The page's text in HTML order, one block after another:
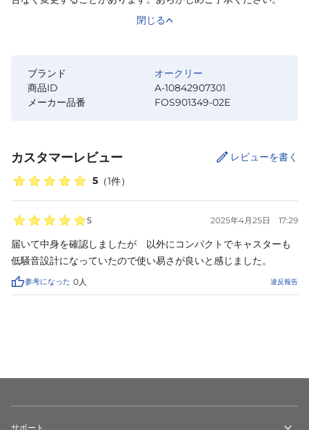
閉じる
ブランド
オークリー
商品ID
A-10842907301
メーカー品番
FOS901349-02E
カスタマーレビュー
5 （1件）
レビューを書く
5 2025年4月25日 17:29
届いて中身を確認しましたが　以外にコンパクトでキャスターも
低騒音設計になっていたので使い易さが良いと感じました。
参考になった 0 人 違反報告
サポート